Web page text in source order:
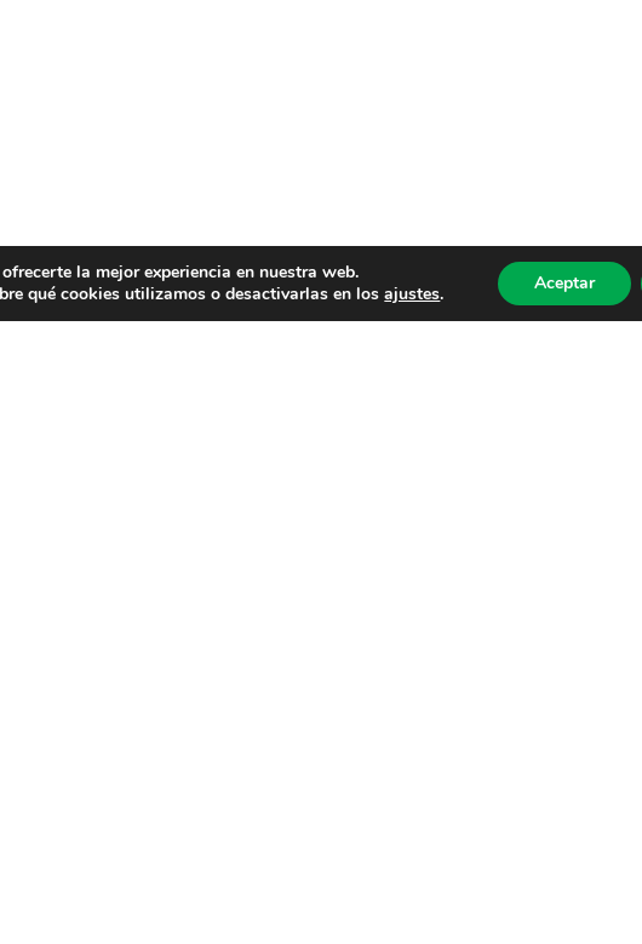
la mejor experiencia en nuestra web.
qué cookies utilizamos o desactivarlas en losajustes. Aceptar